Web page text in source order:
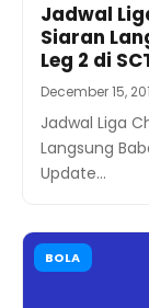
Jadwal
Siaran
Leg 2 di
December 15,
Jadwal Liga
Langsung
Update…
BOLA